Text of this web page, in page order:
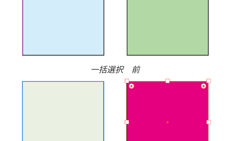
一括選択 前